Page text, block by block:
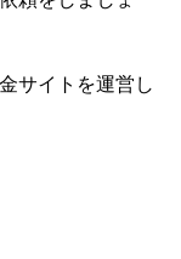
サイトを運営し